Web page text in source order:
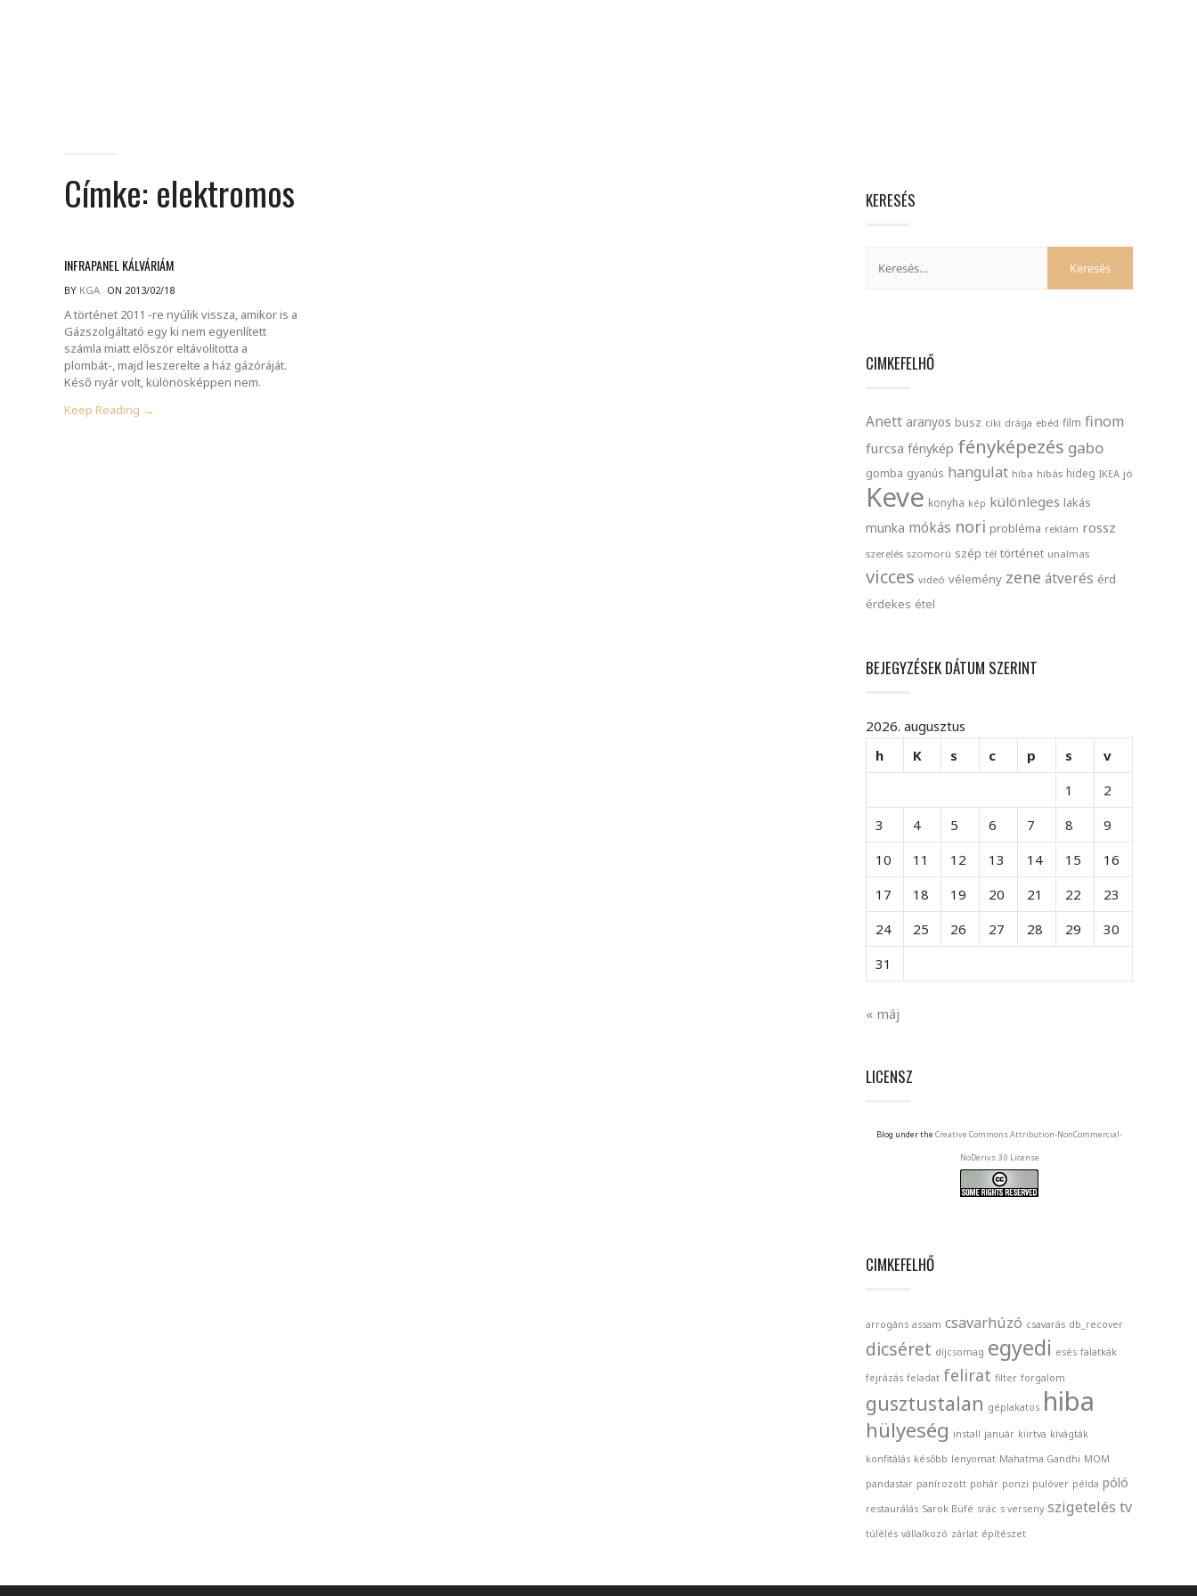
Címke: elektromos
INFRAPANEL KÁLVÁRIÁM
BY KGA ON 2013/02/18
A történet 2011 -re nyúlik vissza, amikor is a
Gázszolgáltató egy ki nem egyenlített
számla miatt először eltávolította a
plombát-, majd leszerelte a ház gázóráját.
Késő nyár volt, különösképpen nem.
Keep Reading →
KERESÉS
CIMKEFELHŐ
Anett aranyos busz ciki drága ebéd film finom
furcsa fénykép fényképezés gabo
gomba gyanús hangulat hiba hibás hideg IKEA jó
Keve konyha kép különleges lakás
munka mókás nori probléma reklám rossz
szerelés szomorú szép tél történet unalmas
vicces videó vélemény zene átverés érd
érdekes étel
BEJEGYZÉSEK DÁTUM SZERINT
2026. augusztus
h
K s c p s
v
1
2
3
4 5 6 7 8
9
10
11 12 13 14 15
16
17
18 19 20 21 22
23
24
25 26 27 28 29
30
31
« máj
LICENSZ
Blog under the Creative Commons Attribution-NonCommercial-
NoDerivs 3.0 License
CIMKEFELHŐ
arrogáns assam csavarhúzó csavarás db_recover
dicséret díjcsomag egyedi esés falatkák
fejrázás feladat felirat filter forgalom
gusztustalan géplakatos hiba
hülyeség install január kiirtva kivágták
konfitálás később lenyomat Mahatma Gandhi MOM
pandastar panírozott pohár ponzi pulóver példa póló
restaurálás Sarok Büfé srác s verseny szigetelés tv
túlélés vállalkozó zárlat építészet